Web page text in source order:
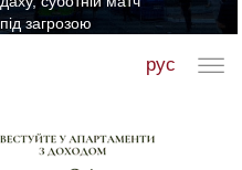
під загрозою
рус